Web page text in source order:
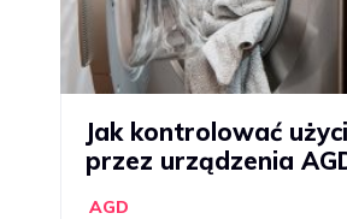
Jak kontrolować
przez urządzenia
AGD